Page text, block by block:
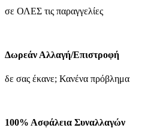
του
σε ΟΛΕΣ τις παραγγελίες
Δωρεάν Αλλαγή/Επιστροφή
δε σας έκανε; Κανένα πρόβλημα
100% Ασφάλεια Συναλλαγών